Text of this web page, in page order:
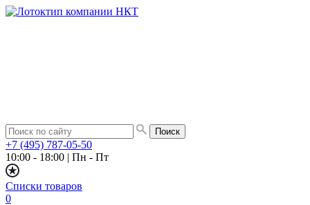
+7 (495) 787-05-50
10:00 - 18:00 | Пн - Пт
Списки товаров
0